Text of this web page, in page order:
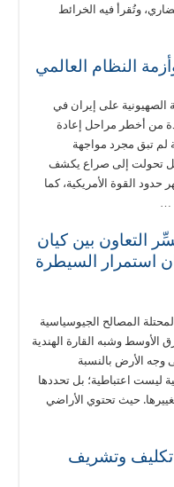
وتُقرأ فيه الخرائط
النظام العالمي
الصهيونية على إيران في
واحدة من أخطر مراحل إعادة
لم تبق مجرد مواجهة
تحولت إلى صراع يكشف
حدود القوة الأمريكية، كما
التعاون بين كيان
استمرار السيطرة
المصالح الجيوسياسية
الأوسط وشبه القارة الهندية
وجه الأرض بالنسبة
ليست اعتباطية؛ بل تحددها
حيث تحتوي الأراضي
تكليف وتشريف